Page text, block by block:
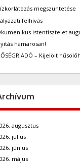
megszüntetése
felhívás
istentisztelet
hamarosan!
– Kijelölt
augusztus
július
június
május